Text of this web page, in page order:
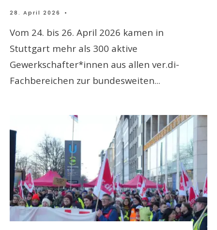
28. April 2026 •
Vom 24. bis 26. April 2026 kamen in
Stuttgart mehr als 300 aktive
Gewerkschafter*innen aus allen ver.di-
Fachbereichen zur bundesweiten...